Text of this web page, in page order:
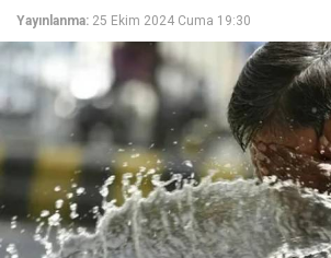
Yayınlanma: 25 Ekim 2024 Cuma 19:30